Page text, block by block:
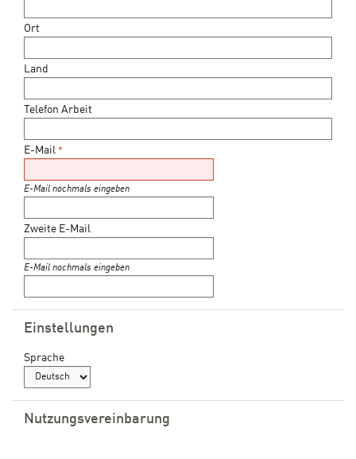
Ort
Land
Telefon Arbeit
E-Mail *
E-Mail nochmals eingeben
Zweite E-Mail
E-Mail nochmals eingeben
Einstellungen
Sprache
Nutzungsvereinbarung